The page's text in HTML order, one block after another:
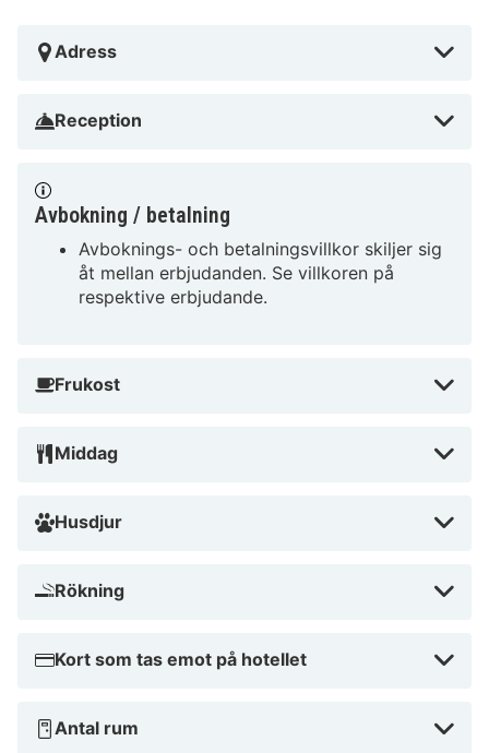
Adress
Reception
Avbokning / betalning
Avboknings- och betalningsvillkor skiljer sig
åt mellan erbjudanden. Se villkoren på
respektive erbjudande.
Frukost
Middag
Husdjur
Rökning
Kort som tas emot på hotellet
Antal rum